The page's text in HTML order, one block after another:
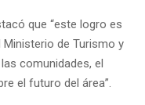
que “este logro es
de Turismo y
comunidades, el
el futuro del área”.